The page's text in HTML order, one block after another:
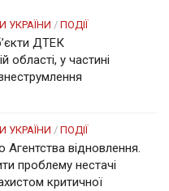
УКРАЇНИ / ПОДІЇ
ДТЕК
області, у частині
УКРАЇНИ / ПОДІЇ
відновлення.
проблему нестачі
критичної